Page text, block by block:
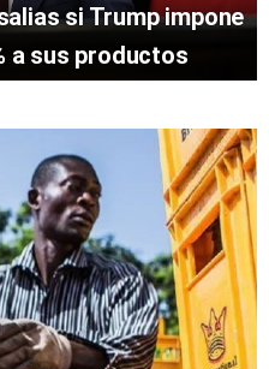
si Trump impone
a sus productos